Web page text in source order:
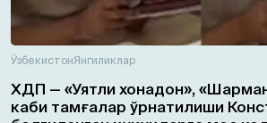
ЎзбекистонЯнгиликлар
ХДП — «Уятли хонадон»,
каби тамғалар ўрнатилиши